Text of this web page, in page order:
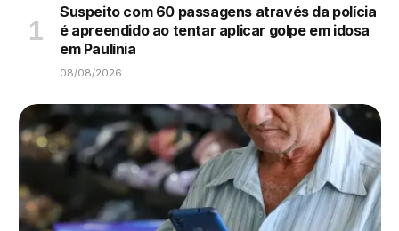
Suspeito com 60 passagens através da polícia
é apreendido ao tentar aplicar golpe em idosa
em Paulínia
08/08/2026